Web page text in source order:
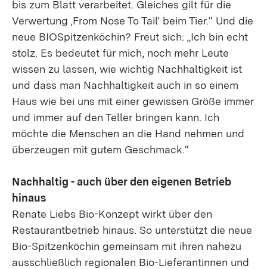
bis zum Blatt verarbeitet. Gleiches gilt für die
Verwertung ‚From Nose To Tail‘ beim Tier.“ Und die
neue BIOSpitzenköchin? Freut sich: „Ich bin echt
stolz. Es bedeutet für mich, noch mehr Leute
wissen zu lassen, wie wichtig Nachhaltigkeit ist
und dass man Nachhaltigkeit auch in so einem
Haus wie bei uns mit einer gewissen Größe immer
und immer auf den Teller bringen kann. Ich
möchte die Menschen an die Hand nehmen und
überzeugen mit gutem Geschmack.“
Nachhaltig - auch über den eigenen Betrieb
hinaus
Renate Liebs Bio-Konzept wirkt über den
Restaurantbetrieb hinaus. So unterstützt die neue
Bio-Spitzenköchin gemeinsam mit ihren nahezu
ausschließlich regionalen Bio-Lieferantinnen und